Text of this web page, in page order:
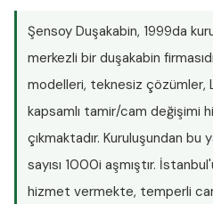
Şensoy Duşakabin, 1999da
merkezli bir duşakabin
modelleri, teknesiz çözümler,
kapsamlı tamir/cam değişimi
çıkmaktadır. Kuruluşundan
sayısı 1000i aşmıştır.
hizmet vermekte, temperli